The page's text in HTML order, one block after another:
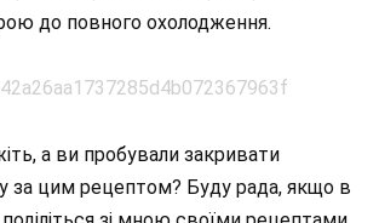
до повного охолодження.
а ви пробували закривати
за цим рецептом? Буду рада, якщо в